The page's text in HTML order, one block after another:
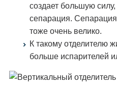
создает большую
сепарация.
тоже очень велико.
К такому отделителю
больше испарителей